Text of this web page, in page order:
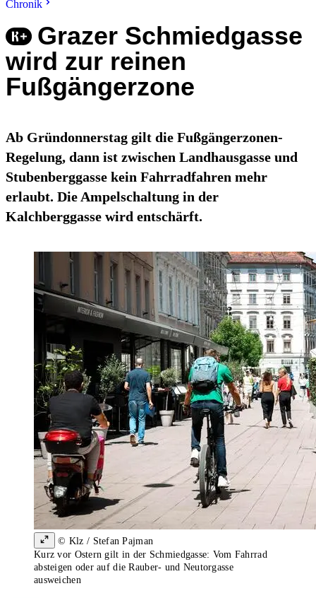
Chronik
Grazer Schmiedgasse
wird zur reinen
Fußgängerzone
Ab Gründonnerstag gilt die Fußgängerzonen-
Regelung, dann ist zwischen Landhausgasse und
Stubenberggasse kein Fahrradfahren mehr
erlaubt. Die Ampelschaltung in der
Kalchberggasse wird entschärft.
© Klz / Stefan Pajman
Kurz vor Ostern gilt in der Schmiedgasse: Vom Fahrrad
absteigen oder auf die Rauber- und Neutorgasse
ausweichen